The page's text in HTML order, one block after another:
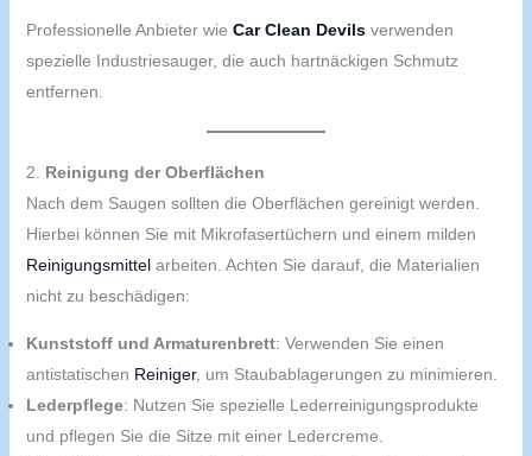
Professionelle Anbieter wie Car Clean Devilsverwenden
spezielle Industriesauger, die auch hartnäckigen Schmutz
entfernen.
2. Reinigung der Oberflächen
Nach dem Saugen sollten die Oberflächen gereinigt werden.
Hierbei können Sie mit Mikrofasertüchern und einem milden
Reinigungsmittelarbeiten. Achten Sie darauf, die Materialien
nicht zu beschädigen:
Kunststoff und Armaturenbrett: Verwenden Sie einen
antistatischen Reiniger, um Staubablagerungen zu minimieren.
Lederpflege: Nutzen Sie spezielle Lederreinigungsprodukte
und pflegen Sie die Sitze mit einer Ledercreme.